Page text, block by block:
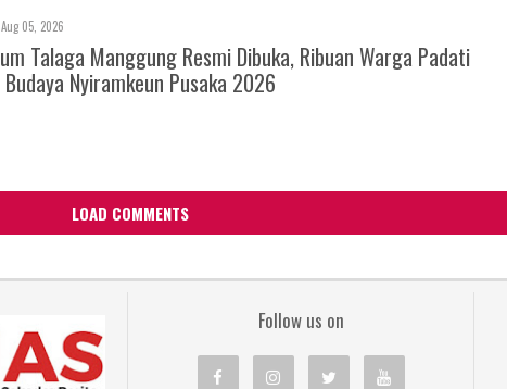
Aug 05, 2026
Talaga Manggung Resmi Dibuka, Ribuan Warga Padati
Nyiramkeun Pusaka 2026
LOAD COMMENTS
Follow us on